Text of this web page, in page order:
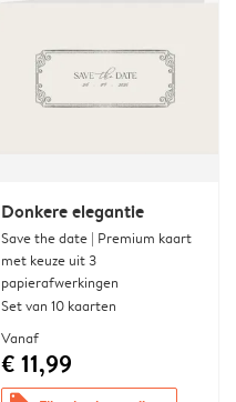
Donkere elegantie
Save the date | Premium kaart
met keuze uit 3
papierafwerkingen
Set van 10 kaarten
Vanaf
€ 11,99